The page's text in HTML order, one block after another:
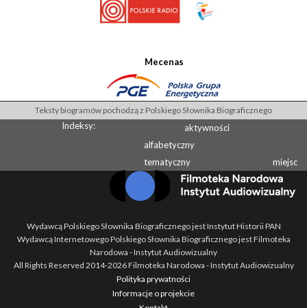
Mecenas
Teksty biogramów pochodzą z Polskiego Słownika Biograficznego
Indeksy:
aktywności
alfabetyczny
tematyczny
miejsc
Wydawcą Polskiego Słownika Biograficznego jest Instytut Historii PAN
Wydawcą Internetowego Polskiego Słownika Biograficznego jest Filmoteka
Narodowa - Instytut Audiowizualny
All Rights Reserved 2014-2026Filmoteka Narodowa - Instytut Audiowizualny
Polityka prywatności
Informacje o projekcie